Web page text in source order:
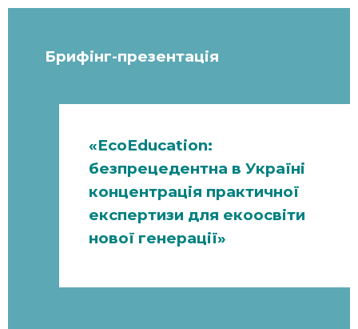
Брифінг-презентація
«EcoEducation:
безпрецедентна в Україні
концентрація практичної
експертизи для екоосвіти
нової генерації»